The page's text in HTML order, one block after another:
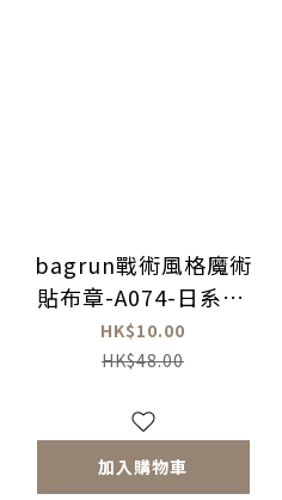
bagrun戰術風格魔術
貼布章-A074-日系18
禁
HK$10.00
HK$48.00
加入購物車